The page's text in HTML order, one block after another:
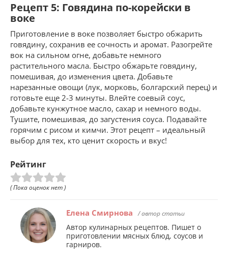
Рецепт 5: Говядина по-корейски в
воке
Приготовление в воке позволяет быстро обжарить
говядину, сохранив ее сочность и аромат. Разогрейте
вок на сильном огне, добавьте немного
растительного масла. Быстро обжарьте говядину,
помешивая, до изменения цвета. Добавьте
нарезанные овощи (лук, морковь, болгарский перец) и
готовьте еще 2-3 минуты. Влейте соевый соус,
добавьте кунжутное масло, сахар и немного воды.
Тушите, помешивая, до загустения соуса. Подавайте
горячим с рисом и кимчи. Этот рецепт – идеальный
выбор для тех, кто ценит скорость и вкус!
Рейтинг
( Пока оценок нет )
Елена Смирнова / автор статьи
Автор кулинарных рецептов. Пишет о
приготовлении мясных блюд, соусов и
гарниров.